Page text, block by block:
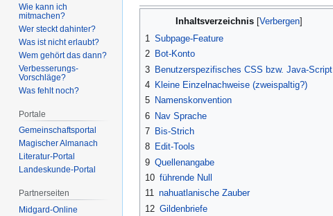
Inhaltsverzeichnis
1 Subpage-Feature
2 Bot-Konto
3 Benutzerspezifisches CSS bzw. Java-Script
4 Kleine Einzelnachweise (zweispaltig?)
5 Namenskonvention
6 Nav Sprache
7 Bis-Strich
8 Edit-Tools
9 Quellenangabe
10 führende Null
11 nahuatlanische Zauber
12 Gildenbriefe
Wie kann ich
mitmachen?
Wer steckt dahinter?
Was ist nicht erlaubt?
Wem gehört das dann?
Verbesserungs-
Vorschläge?
Was fehlt noch?
Portale
Gemeinschafts­portal
Magischer Almanach
Literatur-Portal
Landeskunde-Portal
Partnerseiten
Midgard-Online